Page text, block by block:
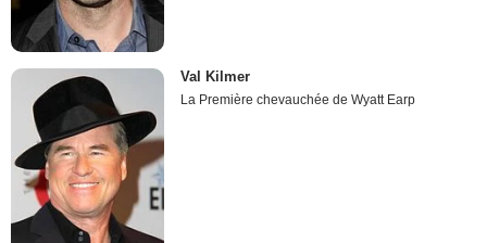
Val Kilmer
La Première chevauchée de Wyatt Earp